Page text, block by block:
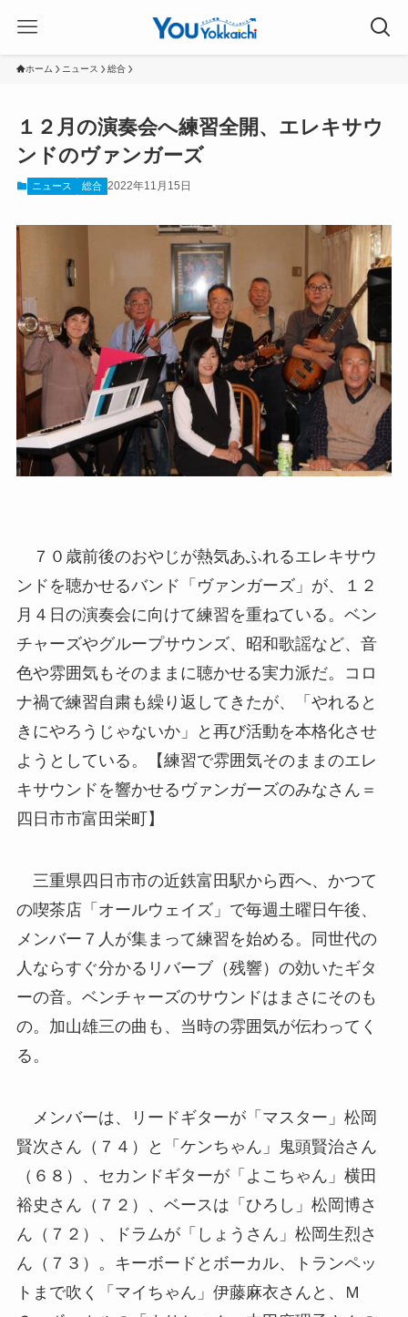
ホーム ニュース 総合
１２月の演奏会へ練習全開、エレキサウ
ンドのヴァンガーズ
ニュース 総合 2022年11月15日
７０歳前後のおやじが熱気あふれるエレキサウ
ンドを聴かせるバンド「ヴァンガーズ」が、１２
月４日の演奏会に向けて練習を重ねている。ベン
チャーズやグループサウンズ、昭和歌謡など、音
色や雰囲気もそのままに聴かせる実力派だ。コロ
ナ禍で練習自粛も繰り返してきたが、「やれると
きにやろうじゃないか」と再び活動を本格化させ
ようとしている。【練習で雰囲気そのままのエレ
キサウンドを響かせるヴァンガーズのみなさん＝
四日市市富田栄町】
三重県四日市市の近鉄富田駅から西へ、かつて
の喫茶店「オールウェイズ」で毎週土曜日午後、
メンバー７人が集まって練習を始める。同世代の
人ならすぐ分かるリバーブ（残響）の効いたギタ
ーの音。ベンチャーズのサウンドはまさにそのも
の。加山雄三の曲も、当時の雰囲気が伝わってく
る。
メンバーは、リードギターが「マスター」松岡
賢次さん（７４）と「ケンちゃん」鬼頭賢治さん
（６８）、セカンドギターが「よこちゃん」横田
裕史さん（７２）、ベースは「ひろし」松岡博さ
ん（７２）、ドラムが「しょうさん」松岡生烈さ
ん（７３）。キーボードとボーカル、トランペッ
トまで吹く「マイちゃん」伊藤麻衣さんと、Ｍ